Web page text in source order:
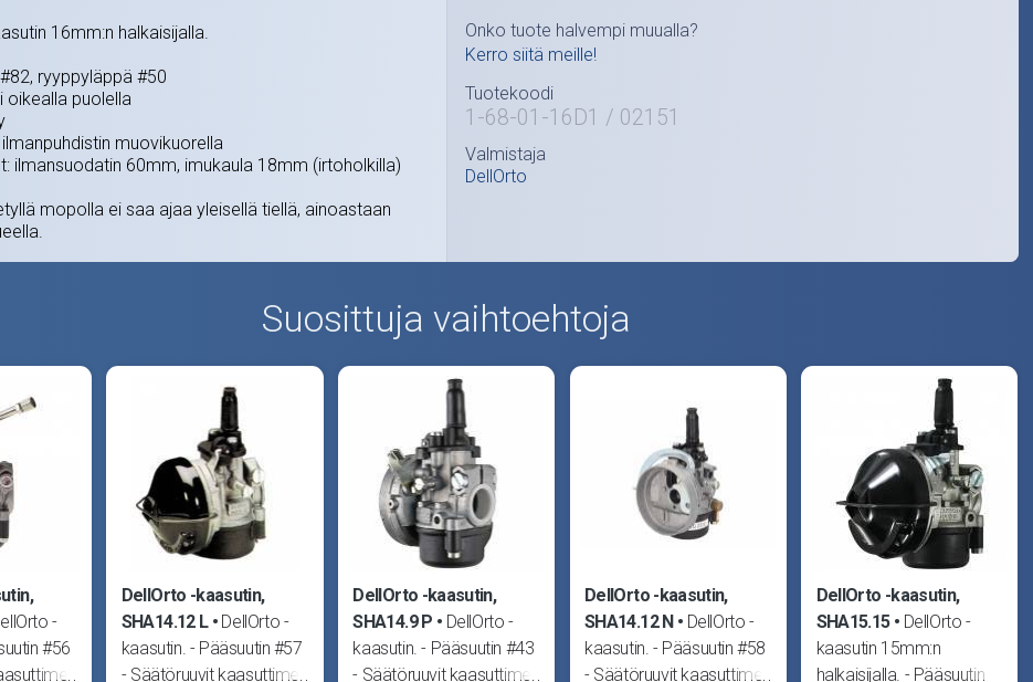
16mm:n halkaisijalla.
ryyppyläppä #50
oikealla puolella
muovikuorella
ilmansuodatin 60mm, imukaula 18mm (irtoholkilla)
mopolla ei saa ajaa yleisellä tiellä, ainoastaan
Onko tuote halvempi muualla?
Kerro siitä meille!
Tuotekoodi
1-68-01-16D1 / 02151
Valmistaja
DellOrto
Suosittuja vaihtoehtoja
-
#56
DellOrto -kaasutin,
SHA14.12 L
DellOrto -
kaasutin. - Pääsuutin #57
- Säätöruuvit kaasuttimen
DellOrto -kaasutin,
SHA14.9 P
DellOrto -
kaasutin. - Pääsuutin #43
- Säätöruuvit kaasuttimen
DellOrto -kaasutin,
SHA14.12 N
DellOrto -
kaasutin. - Pääsuutin #58
- Säätöruuvit kaasuttimen
DellOrto -kaasutin,
SHA15.15
DellOrto -
kaasutin 15mm:n
halkaisijalla. - Pääsuutin